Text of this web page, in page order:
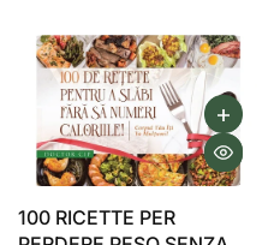
100 RICETTE PER